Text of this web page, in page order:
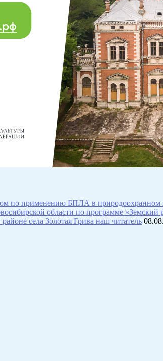
по применению БПЛА в природоохранном
области по программе «Земский
села Золотая Грива наш читатель